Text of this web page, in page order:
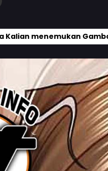
Kalian menemukan